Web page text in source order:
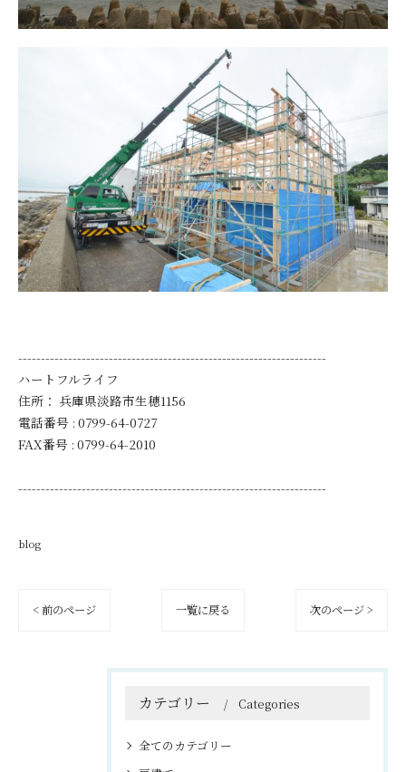
--------------------------------------------------------------------
ハートフルライフ
住所： 兵庫県淡路市生穂1156
電話番号 : 0799-64-0727
FAX番号 : 0799-64-2010
--------------------------------------------------------------------
blog
< 前のページ 一覧に戻る 次のページ >
カテゴリー Categories
全てのカテゴリー